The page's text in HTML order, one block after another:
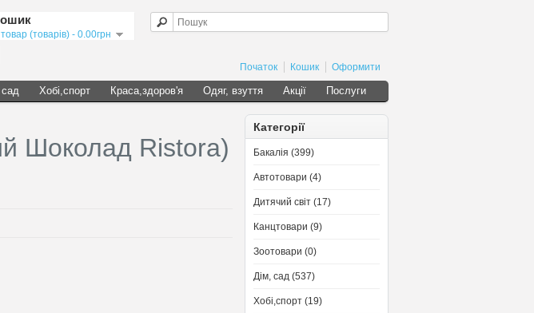
(товарів) - 0.00грн
Початок Кошик Оформити
Хобі,спорт Краса,здоров'я Одяг, взуття Акції Послуги
Категорії
Бакалія (399)
Автотовари (4)
Дитячий світ (17)
Канцтовари (9)
Зоотовари (0)
Дім, сад (537)
Хобі,спорт (19)
Шоколад Ristora)